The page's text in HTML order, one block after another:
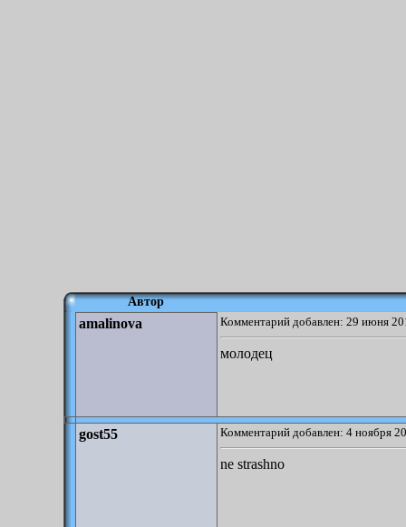
Автор
amalinova Комментарий добавлен: 29 июня
молодец
gost55 Комментарий добавлен: 4 ноября
ne strashno